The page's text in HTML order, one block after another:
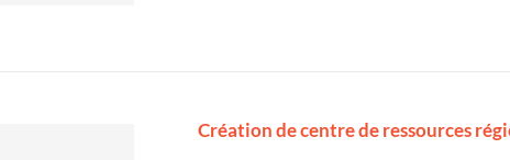
Création de centre de ressources